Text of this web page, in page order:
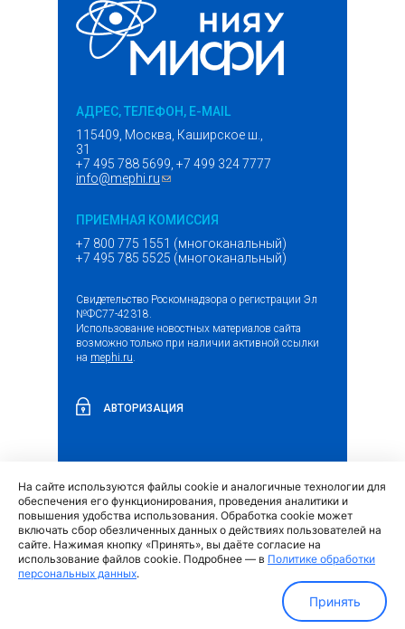
АДРЕС, ТЕЛЕФОН, E-MAIL
115409, Москва, Каширское ш.,
31
+7 495 788 5699, +7 499 324 7777
info@mephi.ru(ссылка для отправки email)
ПРИЕМНАЯ КОМИССИЯ
+7 800 775 1551 (многоканальный)
+7 495 785 5525 (многоканальный)
Свидетельство Роскомнадзора о регистрации Эл
№ФС77-42318.
Использование новостных материалов сайта
возможно только при наличии активной ссылки
на mephi.ru.
АВТОРИЗАЦИЯ
Обращение граждан и организаций (внешняя
ссылка)
Политика обработки персональных данных
На сайте используются файлы cookie и аналогичные технологии для
обеспечения его функционирования, проведения аналитики и
повышения удобства использования. Обработка cookie может
включать сбор обезличенных данных о действиях пользователей на
сайте. Нажимая кнопку «Принять», вы даёте согласие на
использование файлов cookie. Подробнее — в Политике обработки
персональных данных.
Принять